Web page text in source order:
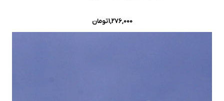
1,276,000تومان